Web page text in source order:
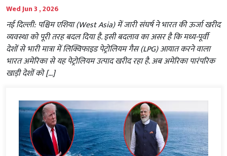
Wed Jun 3 , 2026
नई दिल्ली: पश्चिम एशिया (West Asia) में जारी संघर्ष ने भारत की ऊर्जा खरीद
व्यवस्था को पूरी तरह बदल दिया है. इसी बदलाव का असर है कि मध्य-पूर्वी
देशों से भारी मात्रा में लिक्विफाइड पेट्रोलियम गैस (LPG) आयात करने वाला
भारत अमेरिका से यह पेट्रोलियम उत्पाद खरीद रहा है. अब अमेरिका पारंपरिक
खाड़ी देशों को […]